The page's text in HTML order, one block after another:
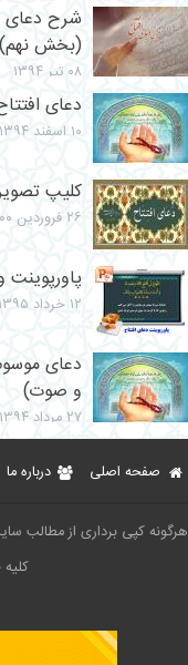
شرح دعای
(بخش نهم)
۰۸ تیر ۱۳۹۴
دعای
۱۰ اسفند ۱۳۹۴
کلیپ
۲۶ فروردین ۱۴۰۰
۱۲ خرداد ۱۳۹۵
دعای
و صوت)
۲۷ مرداد ۱۳۹۴
صفحه اصلی درباره ما
هرگونه کپی برداری از مطالب